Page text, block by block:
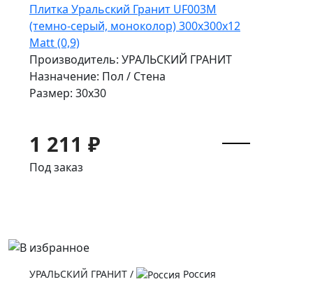
Плитка Уральский Гранит UF003M
(темно-серый, моноколор) 300х300х12
Matt (0,9)
Производитель: УРАЛЬСКИЙ ГРАНИТ
Назначение: Пол / Стена
Размер: 30x30
1 211 ₽
Под заказ
УРАЛЬСКИЙ ГРАНИТ / Россия